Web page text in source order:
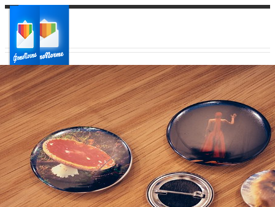
Ваш город:
Ваш регион доставки
Выберите из списка: